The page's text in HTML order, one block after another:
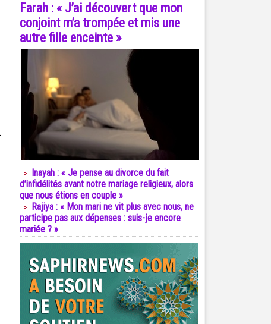
Farah : « J’ai découvert que mon
conjoint m’a trompée et mis une
autre fille enceinte »
Inayah : « Je pense au divorce du fait
d’infidélités avant notre mariage religieux, alors
que nous étions en couple »
Rajiya : « Mon mari ne vit plus avec nous, ne
participe pas aux dépenses : suis-je encore
mariée ? »